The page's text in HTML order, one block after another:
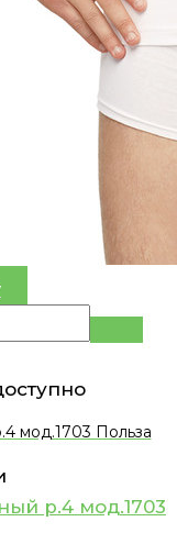
мод.1703 Польза
р.4 мод.1703